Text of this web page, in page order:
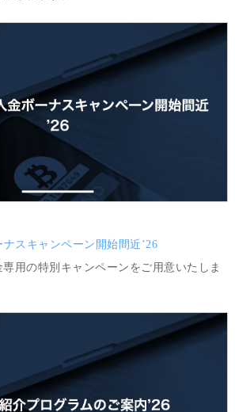
スキャンペーン開始間近’26
用の特別キャンペーンをご用意いたしま